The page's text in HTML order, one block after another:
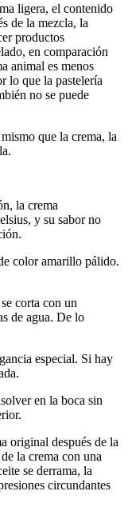
ligera, el contenido
de la mezcla, la
productos
en comparación
animal es menos
lo que la pastelería
no se puede
que la crema, la
la crema
y su sabor no
color amarillo pálido.
corta con un
de agua. De lo
especial. Si hay
en la boca sin
original después de la
la crema con una
se derrama, la
circundantes